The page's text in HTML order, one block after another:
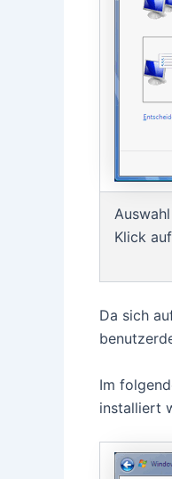
Klick
Da sich
Im
installiert